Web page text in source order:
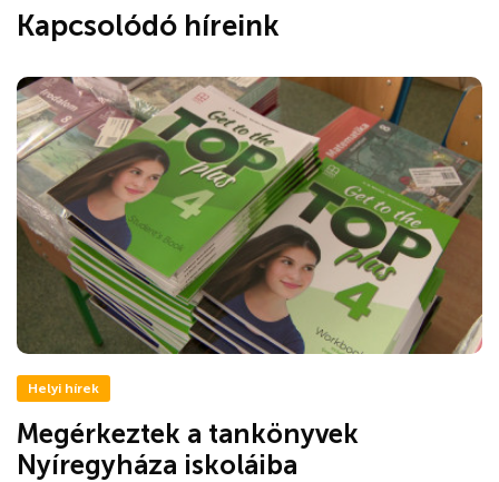
Kapcsolódó híreink
Helyi hírek
Megérkeztek a tankönyvek
Nyíregyháza iskoláiba